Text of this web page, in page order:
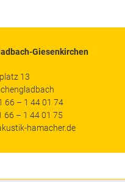
Giesenkirchen
13
66 – 1 44 01 74
66 – 1 44 01 75
hamacher.de